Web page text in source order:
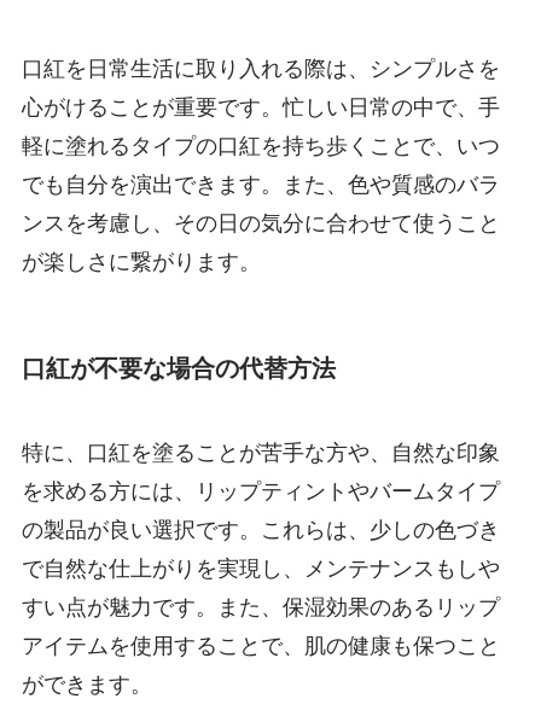
口紅を日常生活に取り入れる際は、シンプルさを
心がけることが重要です。忙しい日常の中で、手
軽に塗れるタイプの口紅を持ち歩くことで、いつ
でも自分を演出できます。また、色や質感のバラ
ンスを考慮し、その日の気分に合わせて使うこと
が楽しさに繋がります。
口紅が不要な場合の代替方法
特に、口紅を塗ることが苦手な方や、自然な印象
を求める方には、リップティントやバームタイプ
の製品が良い選択です。これらは、少しの色づき
で自然な仕上がりを実現し、メンテナンスもしや
すい点が魅力です。また、保湿効果のあるリップ
アイテムを使用することで、肌の健康も保つこと
ができます。